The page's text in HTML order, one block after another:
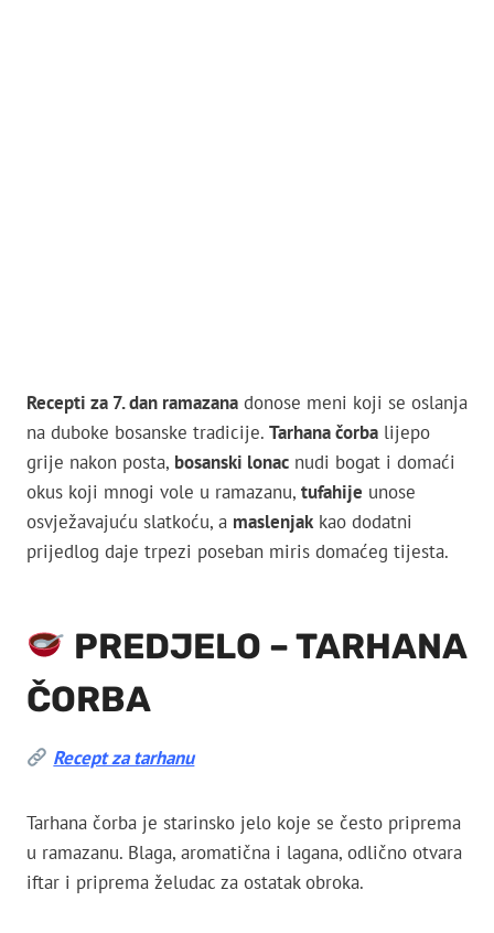
Recepti za 7. dan ramazana donose meni koji se oslanja
na duboke bosanske tradicije. Tarhana čorba lijepo
grije nakon posta, bosanski lonac nudi bogat i domaći
okus koji mnogi vole u ramazanu, tufahije unose
osvježavajuću slatkoću, a maslenjakkao dodatni
prijedlog daje trpezi poseban miris domaćeg tijesta.
PREDJELO – TARHANA
ČORBA
Recept za tarhanu
Tarhana čorba je starinsko jelo koje se često priprema
u ramazanu. Blaga, aromatična i lagana, odlično otvara
iftar i priprema želudac za ostatak obroka.